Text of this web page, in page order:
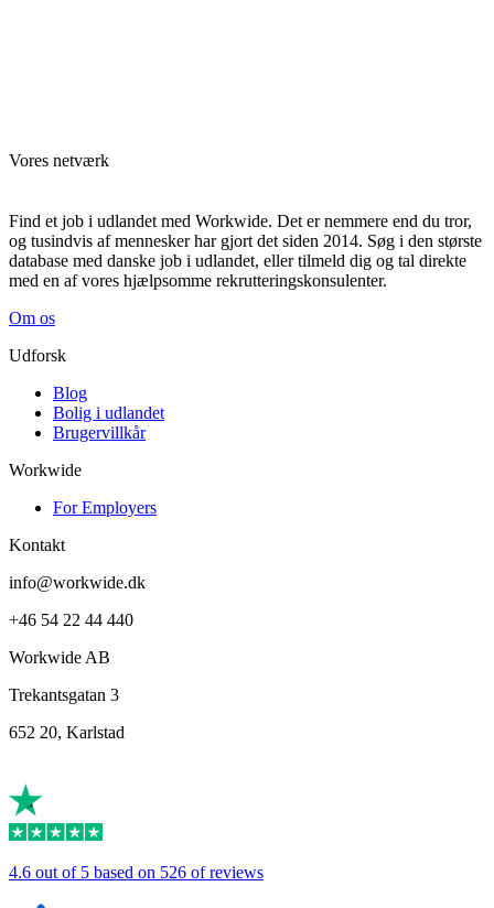
Vores netværk
Find et job i udlandet med Workwide. Det er nemmere end du tror,
og tusindvis af mennesker har gjort det siden 2014. Søg i den største
database med danske job i udlandet, eller tilmeld dig og tal direkte
med en af vores hjælpsomme rekrutteringskonsulenter.
Om os
Udforsk
Blog
Bolig i udlandet
Brugervillkår
Workwide
For Employers
Kontakt
info@workwide.dk
+46 54 22 44 440
Workwide AB
Trekantsgatan 3
652 20, Karlstad
4.6 out of 5 based on 526 of reviews